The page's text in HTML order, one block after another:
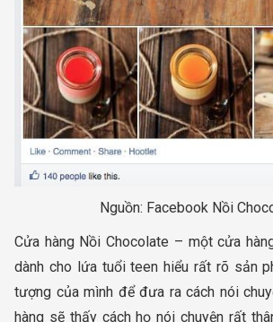
Nguồn: Facebook Nồi
Cửa hàng Nồi Chocolate – một cửa
dành cho lứa tuổi teen hiểu rất rõ sản
tượng của mình để đưa ra cách nói
hàng sẽ thấy cách họ nói chuyện rất